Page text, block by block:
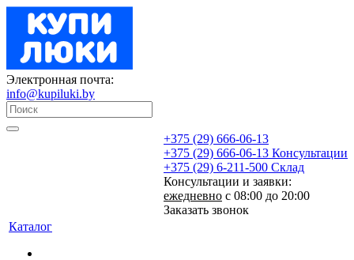
Электронная почта:
info@kupiluki.by
+375 (29) 666-06-13
+375 (29) 666-06-13 Консультации
+375 (29) 6-211-500 Склад
Консультации и заявки:
ежедневно с 08:00 до 20:00
Заказать звонок
Каталог